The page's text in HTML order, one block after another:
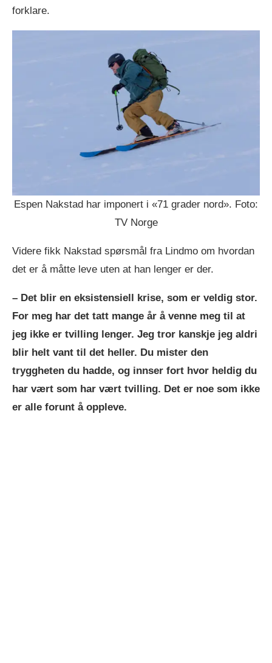
forklare.
Espen Nakstad har imponert i «71 grader nord». Foto:
TV Norge
Videre fikk Nakstad spørsmål fra Lindmo om hvordan
det er å måtte leve uten at han lenger er der.
– Det blir en eksistensiell krise, som er veldig stor.
For meg har det tatt mange år å venne meg til at
jeg ikke er tvilling lenger. Jeg tror kanskje jeg aldri
blir helt vant til det heller. Du mister den
tryggheten du hadde, og innser fort hvor heldig du
har vært som har vært tvilling. Det er noe som ikke
er alle forunt å oppleve.